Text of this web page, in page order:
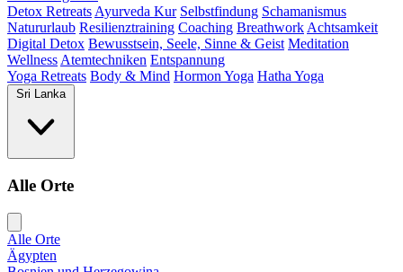
Detox Retreats Ayurveda Kur Selbstfindung Schamanismus
Natururlaub Resilienztraining Coaching Breathwork Achtsamkeit
Digital Detox Bewusstsein, Seele, Sinne & Geist Meditation
Wellness Atemtechniken Entspannung
Yoga Retreats Body & Mind Hormon Yoga Hatha Yoga
Sri Lanka
Alle Orte
Alle Orte
Ägypten